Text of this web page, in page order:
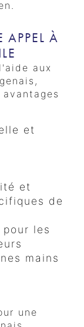
APPEL À
aux
et
et
de
les
mains
une